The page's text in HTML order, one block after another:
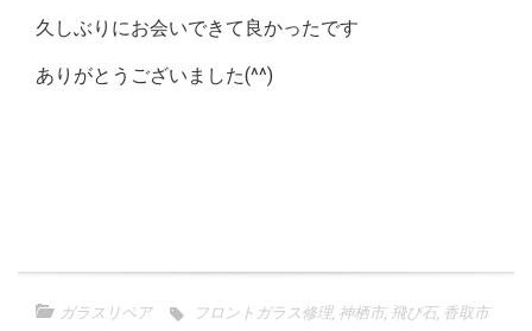
久しぶりにお会いできて良かったです
ありがとうございました(^^)
ガラスリペア フロントガラス修理, 神栖市, 飛び石, 香取市